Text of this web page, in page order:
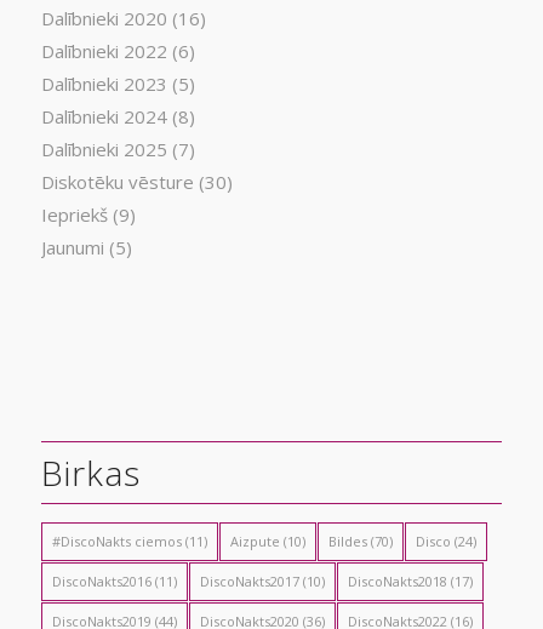
Dalībnieki 2020 (16)
Dalībnieki 2022 (6)
Dalībnieki 2023 (5)
Dalībnieki 2024(8)
Dalībnieki 2025 (7)
Diskotēku vēsture (30)
Iepriekš(9)
Jaunumi (5)
Birkas
#DiscoNakts ciemos(11) Aizpute (10) Bildes(70) Disco (24)
DiscoNakts2016(11) DiscoNakts2017(10) DiscoNakts2018 (17)
DiscoNakts2019 (44) DiscoNakts2020 (36) DiscoNakts2022(16)